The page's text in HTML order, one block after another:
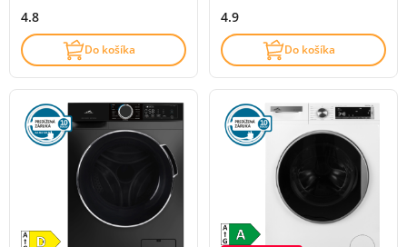
4.8
Do košíka
4.9
Do košíka